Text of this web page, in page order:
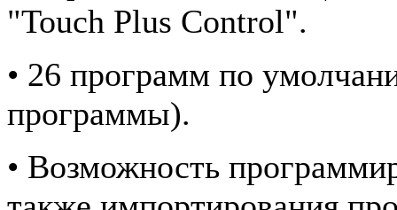
"Touch Plus Control".
• 26 программ по
программы).
• Возможность